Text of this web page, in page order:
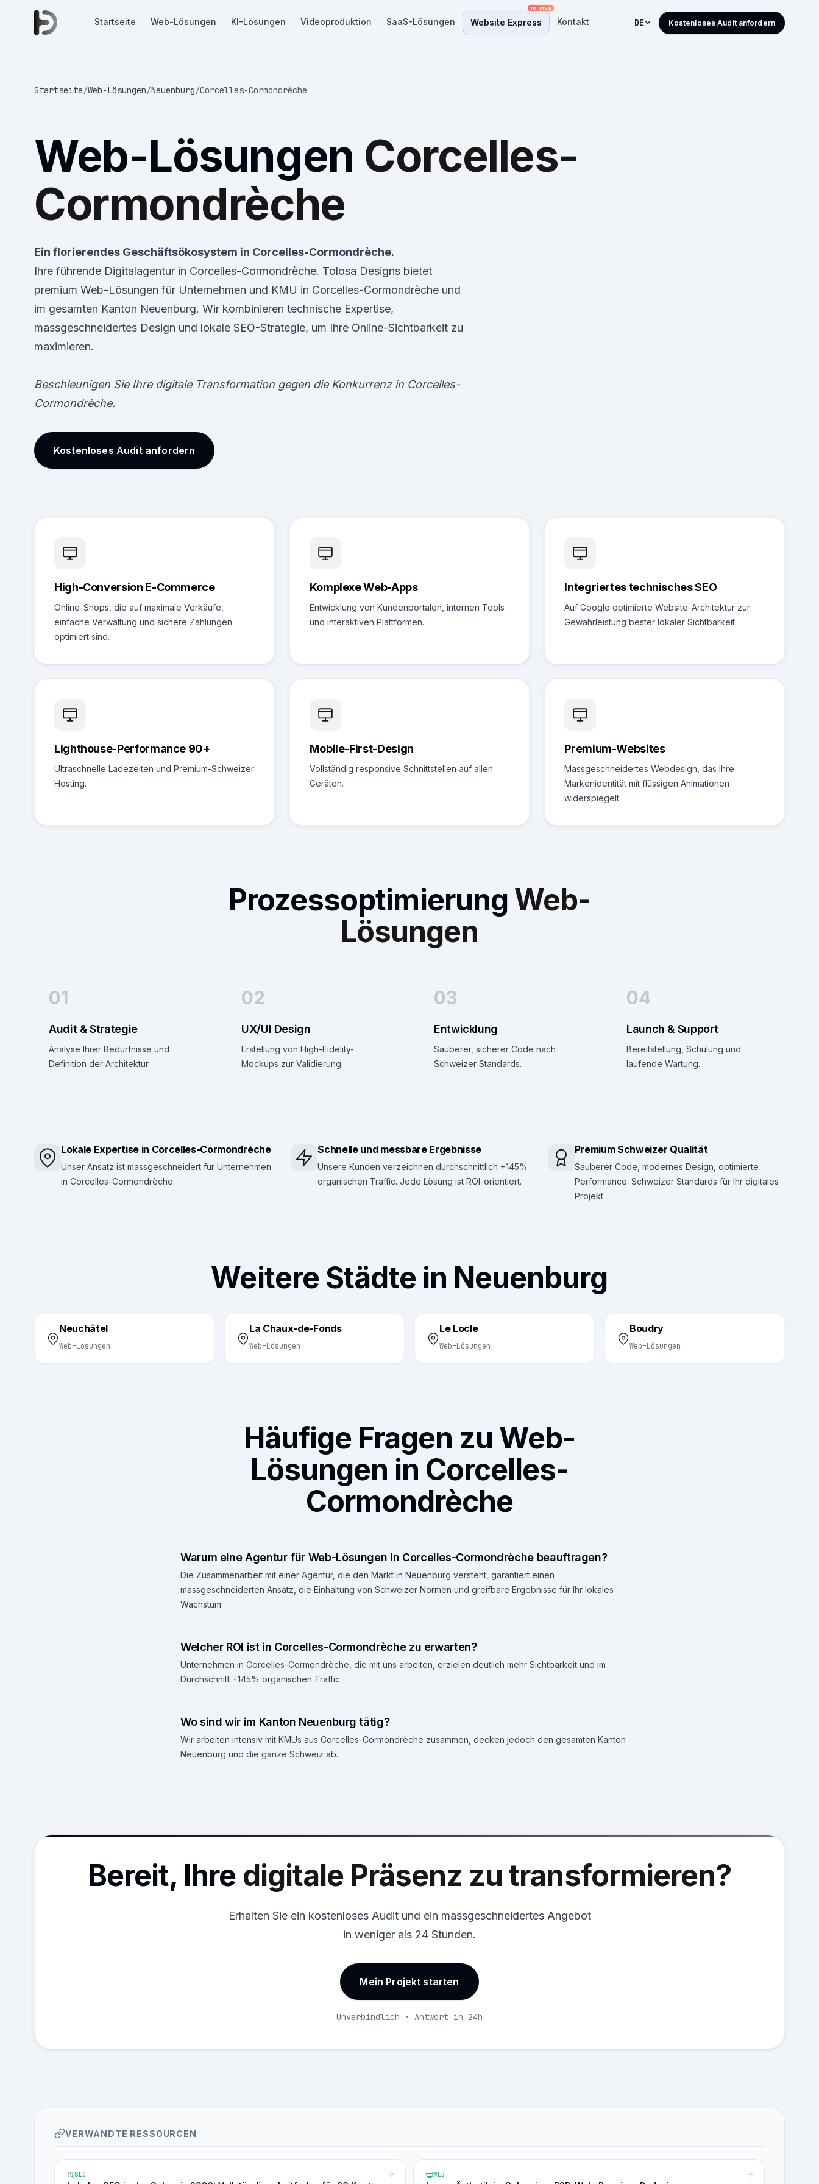
Startseite Web-Lösungen KI-Lösungen Videoproduktion SaaS-Lösungen Website Express Kontakt DE Kostenloses Audit anfordern
Startseite/Web-Lösungen/Neuenburg/Corcelles-Cormondrèche
Web-Lösungen Corcelles-
Cormondrèche
Ein florierendes Geschäftsökosystem in Corcelles-Cormondrèche.
Ihre führende Digitalagentur in Corcelles-Cormondrèche. Tolosa Designs bietet
premium Web-Lösungen für Unternehmen und KMU in Corcelles-Cormondrèche und
im gesamten Kanton Neuenburg. Wir kombinieren technische Expertise,
massgeschneidertes Design und lokale SEO-Strategie, um Ihre Online-Sichtbarkeit zu
maximieren.
Beschleunigen Sie Ihre digitale Transformation gegen die Konkurrenz in Corcelles-
Cormondrèche.
Kostenloses Audit anfordern
High-Conversion E-Commerce
Online-Shops, die auf maximale Verkäufe,
einfache Verwaltung und sichere Zahlungen
optimiert sind.
Komplexe Web-Apps
Entwicklung von Kundenportalen, internen Tools
und interaktiven Plattformen.
Integriertes technisches SEO
Auf Google optimierte Website-Architektur zur
Gewährleistung bester lokaler Sichtbarkeit.
Lighthouse-Performance 90+
Ultraschnelle Ladezeiten und Premium-Schweizer
Hosting.
Mobile-First-Design
Vollständig responsive Schnittstellen auf allen
Geräten.
Premium-Websites
Massgeschneidertes Webdesign, das Ihre
Markenidentität mit flüssigen Animationen
widerspiegelt.
Prozessoptimierung Web-
Lösungen
01
Audit & Strategie
Analyse Ihrer Bedürfnisse und
Definition der Architektur.
02
UX/UI Design
Erstellung von High-Fidelity-
Mockups zur Validierung.
03
Entwicklung
Sauberer, sicherer Code nach
Schweizer Standards.
04
Launch & Support
Bereitstellung, Schulung und
laufende Wartung.
Lokale Expertise in Corcelles-Cormondrèche
Unser Ansatz ist massgeschneidert für Unternehmen
in Corcelles-Cormondrèche.
Schnelle und messbare Ergebnisse
Unsere Kunden verzeichnen durchschnittlich +145%
organischen Traffic. Jede Lösung ist ROI-orientiert.
Premium Schweizer Qualität
Sauberer Code, modernes Design, optimierte
Performance. Schweizer Standards für Ihr digitales
Projekt.
Weitere Städte in Neuenburg
Neuchâtel
Web-Lösungen
La Chaux-de-Fonds
Web-Lösungen
Le Locle
Web-Lösungen
Boudry
Web-Lösungen
Häufige Fragen zu Web-
Lösungen in Corcelles-
Cormondrèche
Warum eine Agentur für Web-Lösungen in Corcelles-Cormondrèche beauftragen?
Die Zusammenarbeit mit einer Agentur, die den Markt in Neuenburg versteht, garantiert einen
massgeschneiderten Ansatz, die Einhaltung von Schweizer Normen und greifbare Ergebnisse für Ihr lokales
Wachstum.
Welcher ROI ist in Corcelles-Cormondrèche zu erwarten?
Unternehmen in Corcelles-Cormondrèche, die mit uns arbeiten, erzielen deutlich mehr Sichtbarkeit und im
Durchschnitt +145% organischen Traffic.
Wo sind wir im Kanton Neuenburg tätig?
Wir arbeiten intensiv mit KMUs aus Corcelles-Cormondrèche zusammen, decken jedoch den gesamten Kanton
Neuenburg und die ganze Schweiz ab.
Bereit, Ihre digitale Präsenz zu transformieren?
Erhalten Sie ein kostenloses Audit und ein massgeschneidertes Angebot
in weniger als 24 Stunden.
Mein Projekt starten
Unverbindlich · Antwort in 24h
VERWANDTE RESSOURCEN
SEO WEB